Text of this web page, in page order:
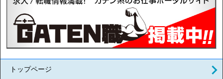
トップページ